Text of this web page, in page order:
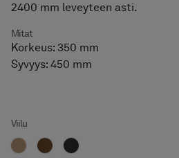
2400 mm leveyteen asti.
Mitat
Korkeus: 350 mm
Syvyys: 450 mm
Viilu